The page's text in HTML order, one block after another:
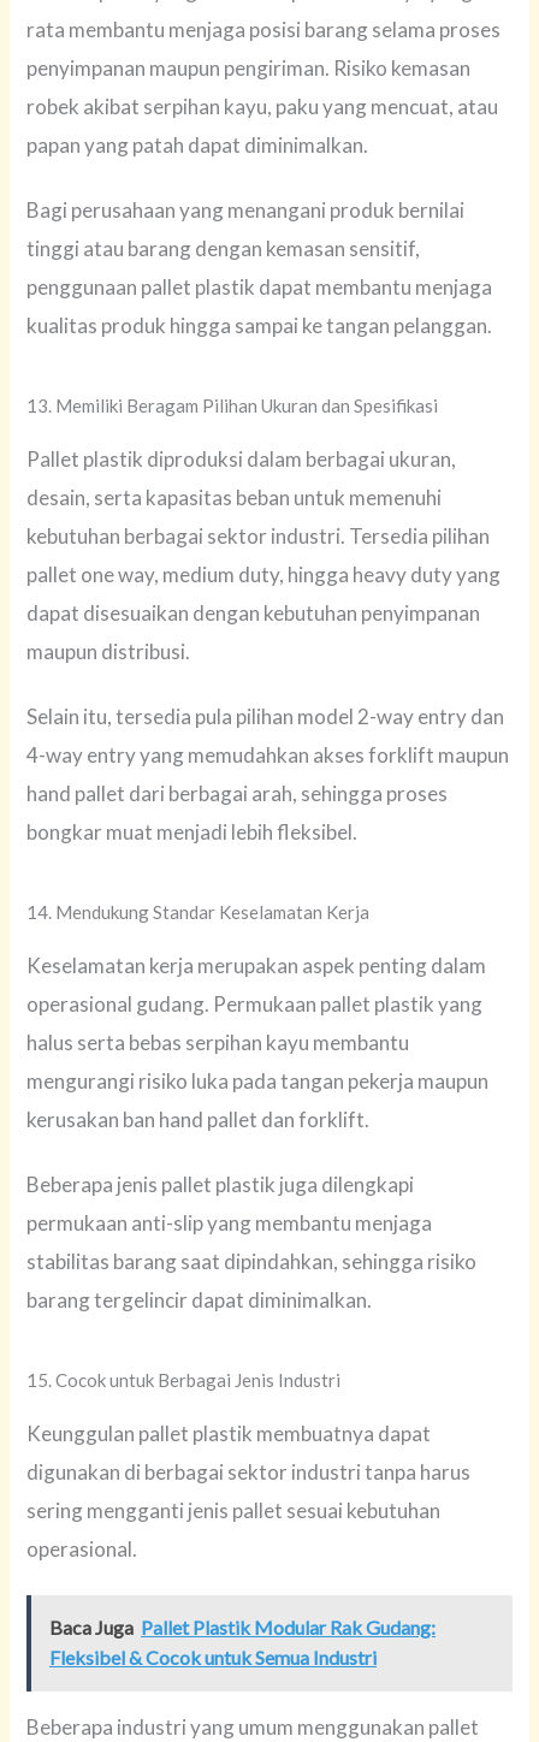
rata membantu menjaga posisi barang selama proses
penyimpanan maupun pengiriman. Risiko kemasan
robek akibat serpihan kayu, paku yang mencuat, atau
papan yang patah dapat diminimalkan.
Bagi perusahaan yang menangani produk bernilai
tinggi atau barang dengan kemasan sensitif,
penggunaan pallet plastik dapat membantu menjaga
kualitas produk hingga sampai ke tangan pelanggan.
13. Memiliki Beragam Pilihan Ukuran dan Spesifikasi
Pallet plastik diproduksi dalam berbagai ukuran,
desain, serta kapasitas beban untuk memenuhi
kebutuhan berbagai sektor industri. Tersedia pilihan
pallet one way, medium duty, hingga heavy duty yang
dapat disesuaikan dengan kebutuhan penyimpanan
maupun distribusi.
Selain itu, tersedia pula pilihan model 2-way entry dan
4-way entry yang memudahkan akses forklift maupun
hand pallet dari berbagai arah, sehingga proses
bongkar muat menjadi lebih fleksibel.
14. Mendukung Standar Keselamatan Kerja
Keselamatan kerja merupakan aspek penting dalam
operasional gudang. Permukaan pallet plastik yang
halus serta bebas serpihan kayu membantu
mengurangi risiko luka pada tangan pekerja maupun
kerusakan ban hand pallet dan forklift.
Beberapa jenis pallet plastik juga dilengkapi
permukaan anti-slip yang membantu menjaga
stabilitas barang saat dipindahkan, sehingga risiko
barang tergelincir dapat diminimalkan.
15. Cocok untuk Berbagai Jenis Industri
Keunggulan pallet plastik membuatnya dapat
digunakan di berbagai sektor industri tanpa harus
sering mengganti jenis pallet sesuai kebutuhan
operasional.
Baca Juga Pallet Plastik Modular Rak Gudang:
Fleksibel & Cocok untuk Semua Industri
Beberapa industri yang umum menggunakan pallet